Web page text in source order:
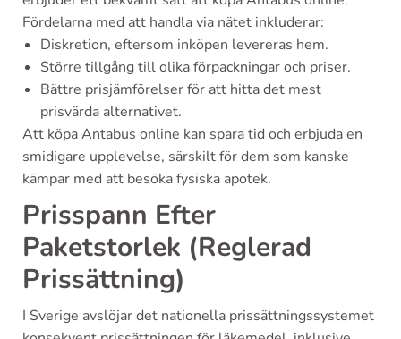
Fördelarna med att handla via nätet inkluderar:
Diskretion, eftersom inköpen levereras hem.
Större tillgång till olika förpackningar och priser.
Bättre prisjämförelser för att hitta det mest
prisvärda alternativet.
Att köpa Antabus online kan spara tid och erbjuda en
smidigare upplevelse, särskilt för dem som kanske
kämpar med att besöka fysiska apotek.
Prisspann Efter
Paketstorlek (Reglerad
Prissättning)
I Sverige avslöjar det nationella prissättningssystemet